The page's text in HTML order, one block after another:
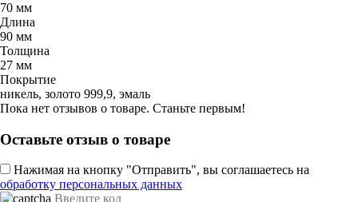
70 мм
Длина
90 мм
Толщина
27 мм
Покрытие
никель, золото 999,9, эмаль
Пока нет отзывов о товаре. Станьте первым!
Оставьте отзыв о товаре
Нажимая на кнопку "Отправить", вы соглашаетесь на
обработку персональных данных